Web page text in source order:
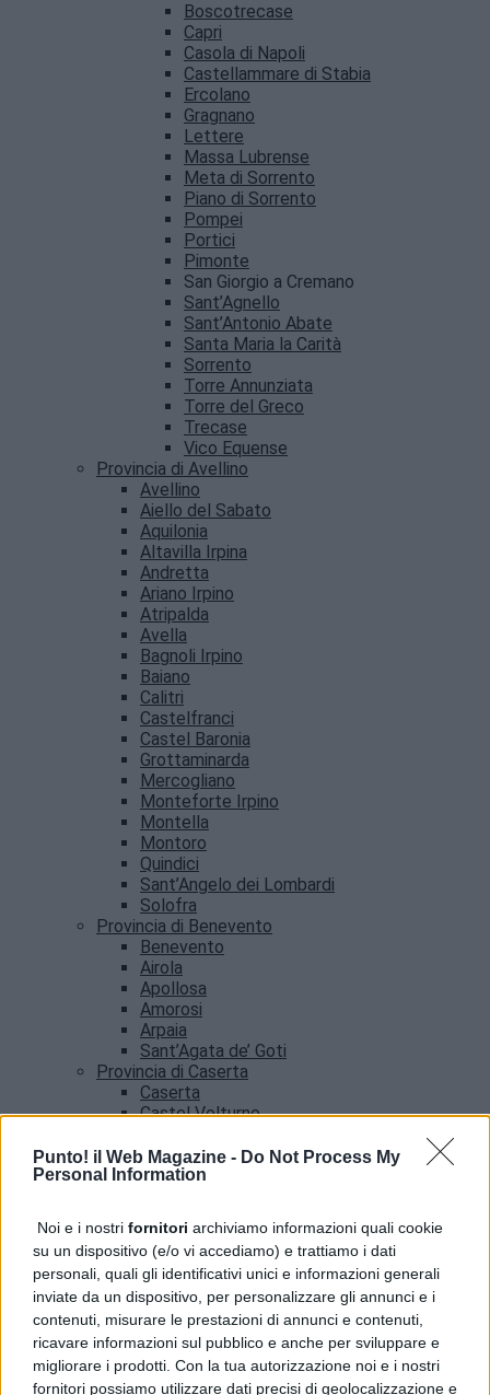
Punto! il Web Magazine - Do Not Process My
Personal Information
Noi e i nostri fornitori archiviamo informazioni quali cookie
su un dispositivo (e/o vi accediamo) e trattiamo i dati
personali, quali gli identificativi unici e informazioni generali
inviate da un dispositivo, per personalizzare gli annunci e i
contenuti, misurare le prestazioni di annunci e contenuti,
ricavare informazioni sul pubblico e anche per sviluppare e
migliorare i prodotti. Con la tua autorizzazione noi e i nostri
fornitori possiamo utilizzare dati precisi di geolocalizzazione e
Boscotrecase
Capri
Casola di Napoli
Castellammare di Stabia
Ercolano
Gragnano
Lettere
Massa Lubrense
Meta di Sorrento
Piano di Sorrento
Pompei
Portici
Pimonte
San Giorgio a Cremano
Sant’Agnello
Sant’Antonio Abate
Santa Maria la Carità
Sorrento
Torre Annunziata
Torre del Greco
Trecase
Vico Equense
Provincia di Avellino
Avellino
Aiello del Sabato
Aquilonia
Altavilla Irpina
Andretta
Ariano Irpino
Atripalda
Avella
Bagnoli Irpino
Baiano
Calitri
Castelfranci
Castel Baronia
Grottaminarda
Mercogliano
Monteforte Irpino
Montella
Montoro
Quindici
Sant’Angelo dei Lombardi
Solofra
Provincia di Benevento
Benevento
Airola
Apollosa
Amorosi
Arpaia
Sant’Agata de’ Goti
Provincia di Caserta
Caserta
Castel Volturno
Provincia di Salerno
Salerno
Amalfi
Angri
Castellabate
News